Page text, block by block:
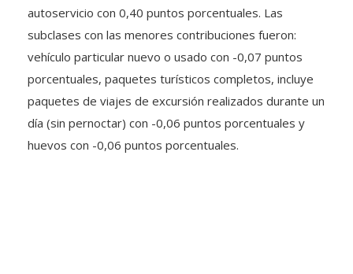
autoservicio con 0,40 puntos porcentuales. Las
subclases con las menores contribuciones fueron:
vehículo particular nuevo o usado con -0,07 puntos
porcentuales, paquetes turísticos completos, incluye
paquetes de viajes de excursión realizados durante un
día (sin pernoctar) con -0,06 puntos porcentuales y
huevos con -0,06 puntos porcentuales.